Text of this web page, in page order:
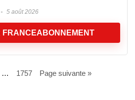
5 août 2026
FRANCEABONNEMENT
… 1757 Page suivante »